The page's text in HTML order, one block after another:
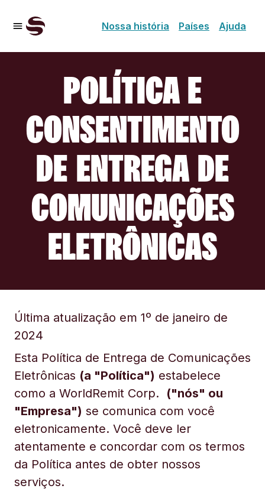
Nossa história Países Ajuda
POLÍTICA E
CONSENTIMENTO
DE ENTREGA DE
COMUNICAÇÕES
ELETRÔNICAS
Última atualização em 1º de janeiro de
2024
Esta Política de Entrega de Comunicações
Eletrônicas (a "Política") estabelece
como a WorldRemit Corp. ("nós" ou
"Empresa") se comunica com você
eletronicamente. Você deve ler
atentamente e concordar com os termos
da Política antes de obter nossos
serviços.